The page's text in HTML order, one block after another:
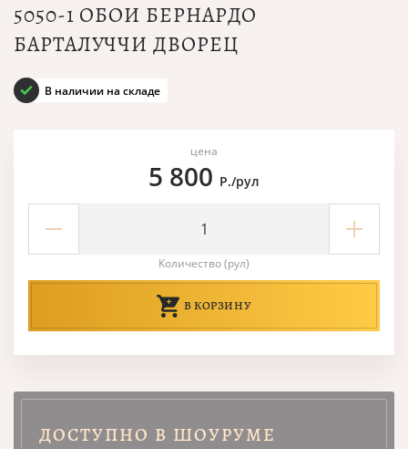
5050-1 ОБОИ БЕРНАРДО
БАРТАЛУЧЧИ ДВОРЕЦ
В наличии на складе
цена
5 800 Р./рул
Количество (рул)
В КОРЗИНУ
ДОСТУПНО В ШОУРУМЕ